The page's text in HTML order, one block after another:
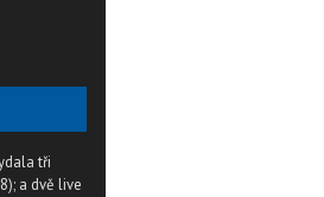
tři
a dvě live